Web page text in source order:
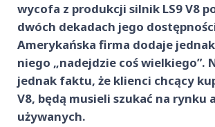
wycofa z produkcji silnik LS9 V8
dwóch dekadach jego
Amerykańska firma dodaje
niego „nadejdzie coś wielkiego”.
jednak faktu, że klienci chcący
V8, będą musieli szukać na rynku
używanych.